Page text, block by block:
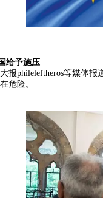
给予施压
报phileleftheros等媒体
危险。